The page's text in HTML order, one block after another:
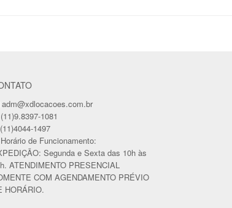
adm@xdlocacoes.com.br
(11)9.8397-1081
(11)4044-1497
Horário de Funcionamento:
Segunda e Sexta das 10h às
ATENDIMENTO PRESENCIAL
COM AGENDAMENTO PRÉVIO
HORÁRIO.